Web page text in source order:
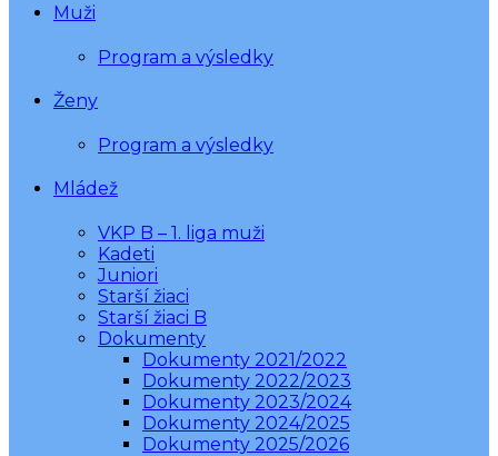
Muži
Program a výsledky
Ženy
Program a výsledky
Mládež
VKP B – 1. liga muži
Kadeti
Juniori
Starší žiaci
Starší žiaci B
Dokumenty
Dokumenty 2021/2022
Dokumenty 2022/2023
Dokumenty 2023/2024
Dokumenty 2024/2025
Dokumenty 2025/2026